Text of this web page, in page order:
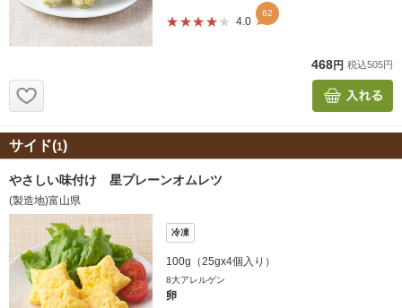
サイド(1)